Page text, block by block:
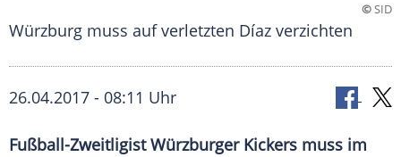
©SID
Würzburg muss auf verletzten Díaz verzichten
26.04.2017 - 08:11 Uhr
Fußball-Zweitligist Würzburger Kickers muss im